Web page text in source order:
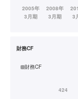
財務CF
財務CF